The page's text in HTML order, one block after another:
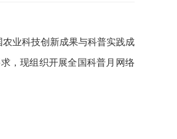
业科技创新成果与科普实践成
，现组织开展全国科普月网络